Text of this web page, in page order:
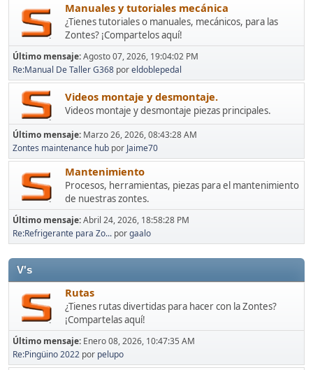
Manuales y tutoriales mecánica
¿Tienes tutoriales o manuales, mecánicos, para las
Zontes? ¡Compartelos aquí!
Último mensaje:Agosto 07, 2026, 19:04:02 PM
Re:Manual De Taller G368 poreldoblepedal
Videos montaje y desmontaje.
Videos montaje y desmontaje piezas principales.
Último mensaje: Marzo 26, 2026, 08:43:28 AM
Zontes maintenance hub por Jaime70
Mantenimiento
Procesos, herramientas, piezas para el mantenimiento
de nuestras zontes.
Último mensaje:Abril 24, 2026, 18:58:28 PM
Re:Refrigerante para Zo... porgaalo
V's
Rutas
¿Tienes rutas divertidas para hacer con la Zontes?
¡Compartelas aquí!
Último mensaje: Enero 08, 2026, 10:47:35 AM
Re:Pingüino 2022 por pelupo